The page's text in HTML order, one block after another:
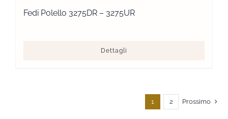
Fedi Polello 3275DR – 3275UR
Dettagli
1 2 Prossimo